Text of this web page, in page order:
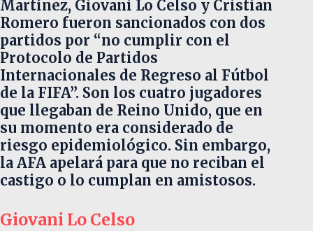
Martínez, Giovani Lo Celso y Cristian
Romero fueron sancionados con dos
partidos por “no cumplir con el
Protocolo de Partidos
Internacionales de Regreso al Fútbol
de la FIFA”. Son los cuatro jugadores
que llegaban de Reino Unido, que en
su momento era considerado de
riesgo epidemiológico. Sin embargo,
la AFA apelará para que no reciban el
castigo o lo cumplan en amistosos.
Giovani Lo Celso